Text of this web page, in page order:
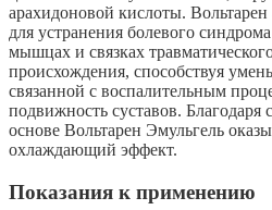
арахидоновой кислоты. Вольтарен
для устранения болевого
мышцах и связках
происхождения, способствуя
связанной с воспалительным
подвижность суставов. Благодаря
основе Вольтарен Эмульгель
охлаждающий эффект.
Показания к применению